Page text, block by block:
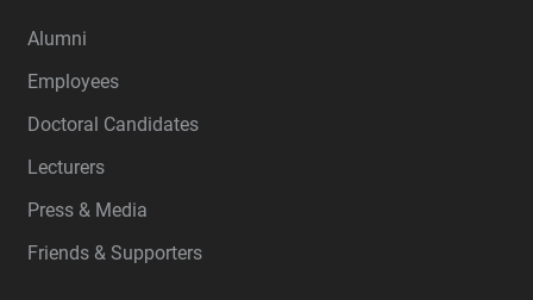
Alumni
Employees
Doctoral Candidates
Lecturers
Press & Media
Friends & Supporters